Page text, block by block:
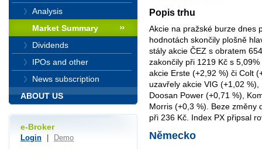
Popis trhu
Akcie na pražské burze dnes
hodnotách skončily plošně
stály akcie ČEZ s obratem
zakončily při 1219 Kč s
akcie Erste (+2,92 %) či Colt
uzavřely akcie VIG (+1,02
Doosan Power (+0,71 %),
Morris (+0,3 %). Beze změny
při 236 Kč. Index PX připsal
Německo
Analysis
Market Summary
Dividends
IPOs and other
News subscription
ABOUT US
e-Broker
Login Demo